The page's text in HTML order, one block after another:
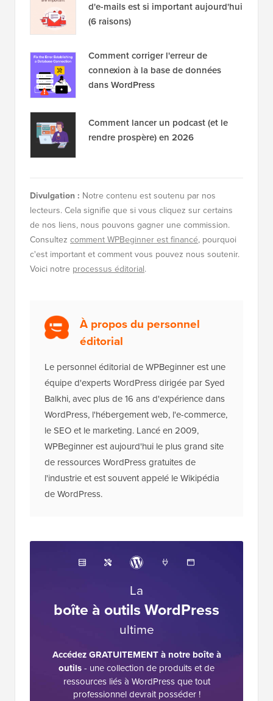
d'e-mails est si important aujourd'hui
(6 raisons)
Comment corriger l'erreur de
connexion à la base de données
dans WordPress
Comment lancer un podcast (et le
rendre prospère) en 2026
Divulgation : Notre contenu est soutenu par nos
lecteurs. Cela signifie que si vous cliquez sur certains
de nos liens, nous pouvons gagner une commission.
Consultez comment WPBeginner est financé, pourquoi
c'est important et comment vous pouvez nous soutenir.
Voici notre processus éditorial.
À propos du personnel
éditorial
Le personnel éditorial de WPBeginner est une
équipe d'experts WordPress dirigée par Syed
Balkhi, avec plus de 16 ans d'expérience dans
WordPress, l'hébergement web, l'e-commerce,
le SEO et le marketing. Lancé en 2009,
WPBeginner est aujourd'hui le plus grand site
de ressources WordPress gratuites de
l'industrie et est souvent appelé le Wikipédia
de WordPress.
La
boîte à outils WordPress
ultime
Accédez GRATUITEMENT à notre boîte à
outils- une collection de produits et de
ressources liés à WordPress que tout
professionnel devrait posséder !